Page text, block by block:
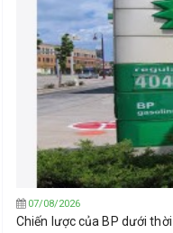
07/08/2026
Chiến lược của BP dưới